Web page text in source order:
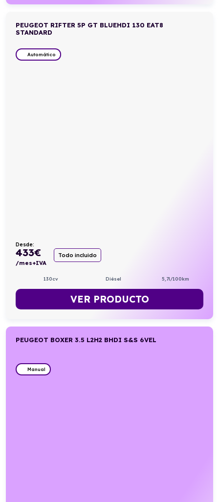
PEUGEOT RIFTER 5P GT BLUEHDI 130 EAT8
STANDARD
Automático
Desde:
433€
/mes+IVA
Todo incluido
130cv Diésel 5,7l/100km
VER PRODUCTO
PEUGEOT BOXER 3.5 L2H2 BHDI S&S 6VEL
Manual